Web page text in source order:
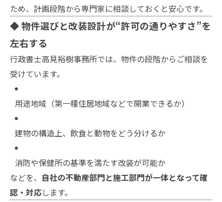
ため、計画段階から専門家に相談しておくと安心です。
◆ 物件選びと改装設計が“許可の通りやすさ”を
左右する
行政書士高見裕樹事務所では、物件の段階からご相談を
受けています。
用途地域（第一種住居地域などで開業できるか）
建物の構造上、飲食と動物をどう分けるか
消防や保健所の基準を満たす改装が可能か
などを、 自社の不動産部門と施工部門が一体となって確
認・対応します。